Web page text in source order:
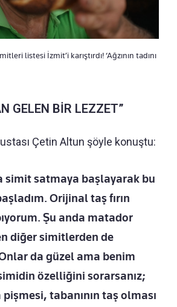
listesi İzmit’i karıştırdı! ‘Ağzının tadını
GELEN BİR LEZZET”
ustası Çetin Altun şöyle konuştu:
simit satmaya başlayarak bu
Orijinal taş fırın
Şu anda matador
diğer simitlerden de
da güzel ama benim
özelliğini sorarsanız;
pişmesi, tabanının taş olması